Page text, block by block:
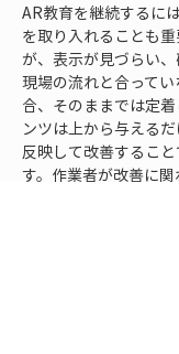
AR教育を継続するに
を取り入れることも
が、表示が見づらい、
現場の流れと合って
合、そのままでは定
ンツは上から与える
反映して改善するこ
す。作業者が改善に